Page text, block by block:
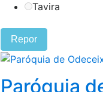
Tavira
Repor
Paróquia